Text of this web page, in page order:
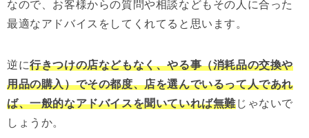
なので、お客様からの質問や相談などもその人に合った
最適なアドバイスをしてくれてると思います。
逆に行きつけの店などもなく、やる事（消耗品の交換や
用品の購入）でその都度、店を選んでいるって人であれ
ば、一般的なアドバイスを聞いていれば無難じゃないで
しょうか。